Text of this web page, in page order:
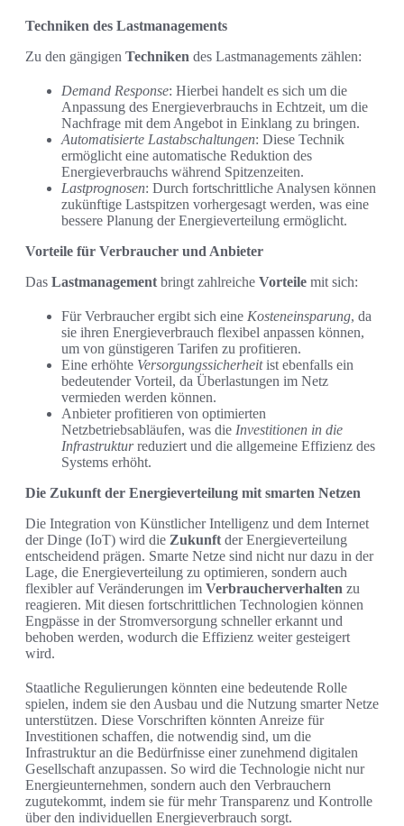
Techniken des Lastmanagements
Zu den gängigen Techniken des Lastmanagements zählen:
Demand Response: Hierbei handelt es sich um die
Anpassung des Energieverbrauchs in Echtzeit, um die
Nachfrage mit dem Angebot in Einklang zu bringen.
Automatisierte Lastabschaltungen: Diese Technik
ermöglicht eine automatische Reduktion des
Energieverbrauchs während Spitzenzeiten.
Lastprognosen: Durch fortschrittliche Analysen können
zukünftige Lastspitzen vorhergesagt werden, was eine
bessere Planung der Energieverteilung ermöglicht.
Vorteile für Verbraucher und Anbieter
Das Lastmanagement bringt zahlreiche Vorteile mit sich:
Für Verbraucher ergibt sich eine Kosteneinsparung, da
sie ihren Energieverbrauch flexibel anpassen können,
um von günstigeren Tarifen zu profitieren.
Eine erhöhte Versorgungssicherheitist ebenfalls ein
bedeutender Vorteil, da Überlastungen im Netz
vermieden werden können.
Anbieter profitieren von optimierten
Netzbetriebsabläufen, was die Investitionen in die
Infrastrukturreduziert und die allgemeine Effizienz des
Systems erhöht.
Die Zukunft der Energieverteilung mit smarten Netzen
Die Integration von Künstlicher Intelligenz und dem Internet
der Dinge (IoT) wird die Zukunft der Energieverteilung
entscheidend prägen. Smarte Netze sind nicht nur dazu in der
Lage, die Energieverteilung zu optimieren, sondern auch
flexibler auf Veränderungen im Verbraucherverhalten zu
reagieren. Mit diesen fortschrittlichen Technologien können
Engpässe in der Stromversorgung schneller erkannt und
behoben werden, wodurch die Effizienz weiter gesteigert
wird.
Staatliche Regulierungen könnten eine bedeutende Rolle
spielen, indem sie den Ausbau und die Nutzung smarter Netze
unterstützen. Diese Vorschriften könnten Anreize für
Investitionen schaffen, die notwendig sind, um die
Infrastruktur an die Bedürfnisse einer zunehmend digitalen
Gesellschaft anzupassen. So wird die Technologie nicht nur
Energieunternehmen, sondern auch den Verbrauchern
zugutekommt, indem sie für mehr Transparenz und Kontrolle
über den individuellen Energieverbrauch sorgt.